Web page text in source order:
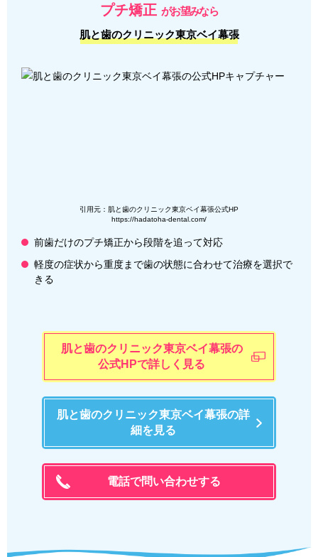
プチ矯正 がお望みなら
肌と歯のクリニック東京ベイ幕張
引用元：肌と歯のクリニック東京ベイ幕張公式HP
https://hadatoha-dental.com/
前歯だけのプチ矯正から段階を追って対応
軽度の症状から重度まで歯の状態に合わせて治療を選択で
きる
肌と歯のクリニック東京ベイ幕張の
公式HPで詳しく見る
肌と歯のクリニック東京ベイ幕張の詳
細を見る
電話で問い合わせする